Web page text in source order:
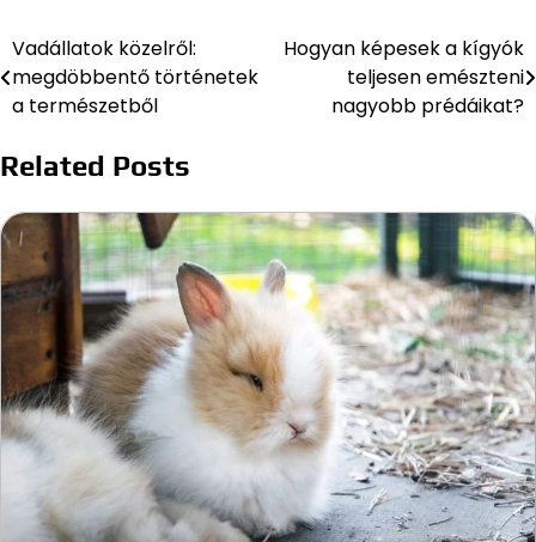
Bejegyzés
navigáció
Vadállatok közelről:
megdöbbentő történetek
a természetből
Hogyan képesek a kígyók
teljesen emészteni
nagyobb prédáikat?
Related Posts